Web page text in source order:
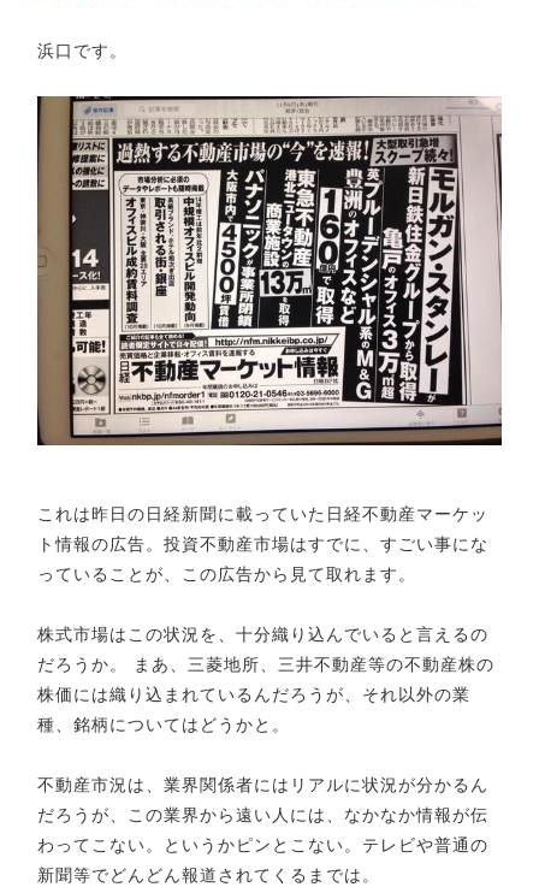
浜口です。
これは昨日の日経新聞に載っていた日経不動産マーケッ
ト情報の広告。投資不動産市場はすでに、すごい事にな
っていることが、この広告から見て取れます。
株式市場はこの状況を、十分織り込んでいると言えるの
だろうか。 まあ、三菱地所、三井不動産等の不動産株の
株価には織り込まれているんだろうが、それ以外の業
種、銘柄についてはどうかと。
不動産市況は、業界関係者にはリアルに状況が分かるん
だろうが、この業界から遠い人には、なかなか情報が伝
わってこない。というかピンとこない。テレビや普通の
新聞等でどんどん報道されてくるまでは。